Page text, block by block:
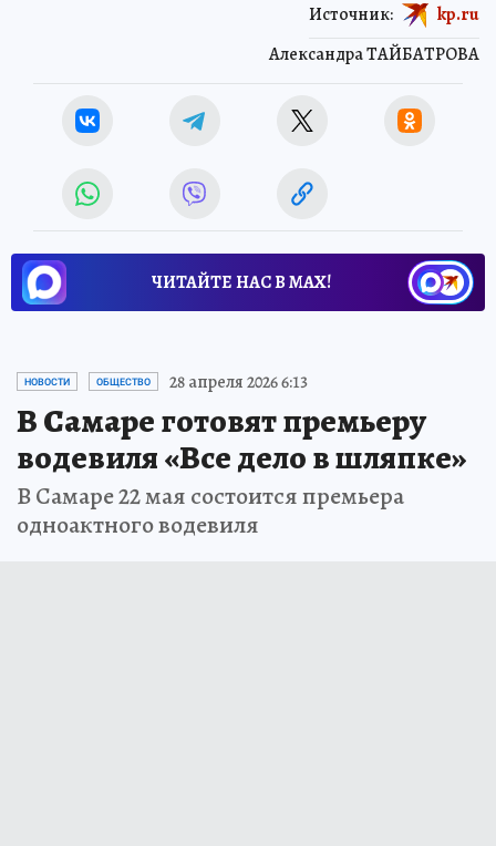
Александра ТАЙБАТРОВА
Источник: kp.ru
ЧИТАЙТЕ НАС В МАХ!
НОВОСТИ ОБЩЕСТВО 28 апреля 2026 6:13
В Самаре готовят премьеру
водевиля «Все дело в шляпке»
В Самаре 22 мая состоится премьера
одноактного водевиля